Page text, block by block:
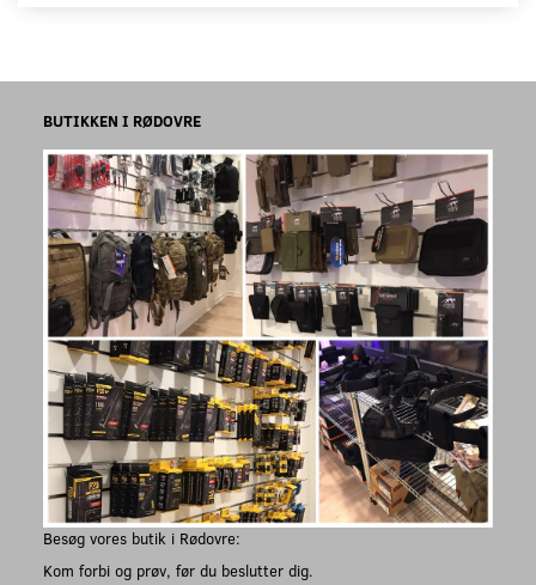
BUTIKKEN I RØDOVRE
Besøg vores butik i Rødovre:
Kom forbi og prøv, før du beslutter dig.